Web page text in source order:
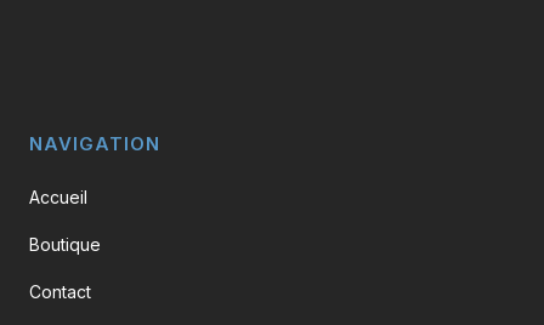
NAVIGATION
Accueil
Boutique
Contact